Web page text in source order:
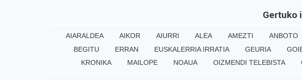
Gertuko
AIARALDEA AIKOR AIURRI ALEA AMEZTI ANBOTO
BEGITU
ERRAN EUSKALERRIA IRRATIA GEURIA
KRONIKA
MAILOPE NOAUA OIZMENDI TELEBISTA